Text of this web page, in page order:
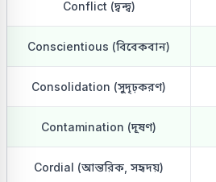
Conflict (দ্বন্দ্ব)
Conscientious (বিবেকবান)
Consolidation (সুদৃঢ়করণ)
Contamination (দূষণ)
Cordial (আন্তরিক, সহৃদয়)